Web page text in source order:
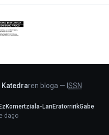
ren bloga — ISSN
LanEratorririkGabe
dago